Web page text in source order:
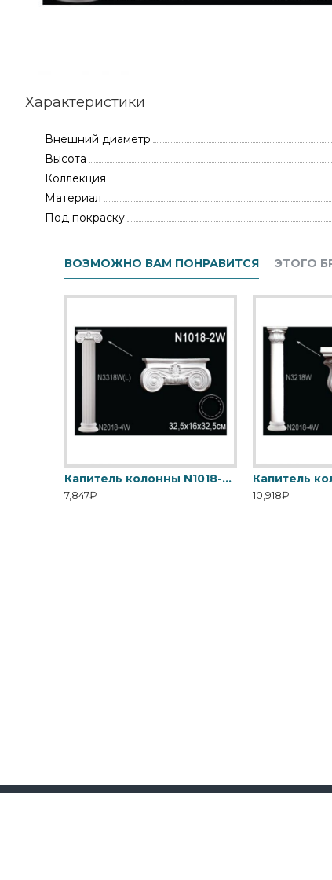
Характеристики
Внешний диаметр
Высота
Коллекция
Материал
Под покраску
ВОЗМОЖНО ВАМ ПОНРАВИТСЯ ЭТОГО
Капитель колонны N1018-2W Перфект
7,847₽ 10,918₽